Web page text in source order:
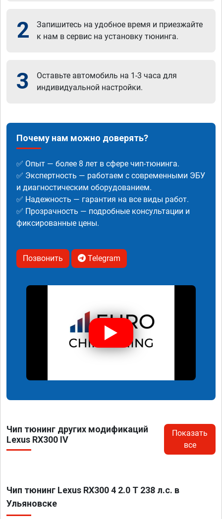
2
Запишитесь на удобное время и приезжайте
к нам в сервис на установку тюнинга.
3
Оставьте автомобиль на 1-3 часа для
индивидуальной настройки.
Почему нам можно доверять?
✅ Опыт — более 8 лет в сфере чип-тюнинга.
✅ Экспертность — работаем с современными ЭБУ
и диагностическим оборудованием.
✅ Надежность — гарантия на все виды работ.
✅ Прозрачность — подробные консультации и
фиксированные цены.
Позвонить Telegram
Чип тюнинг других модификаций
Lexus RX300 IV
Показать
все
Чип тюнинг Lexus RX300 4 2.0 T 238 л.с. в
Ульяновске